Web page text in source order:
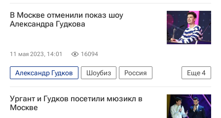
Общество
Знаменитости скандал
В Москве отменили показ шоу
Александра Гудкова
11 мая 2023, 14:01 16094
Еще4
Александр Гудков Шоубиз
Россия
YouTube
Знаменитости
отмена
Иван Ургант
Ургант и Гудков посетили мюзикл в
Москве